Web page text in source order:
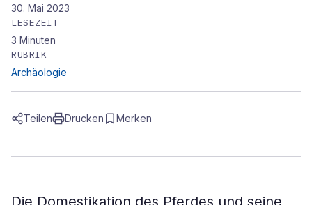
30. Mai 2023
LESEZEIT
3 Minuten
RUBRIK
Archäologie
Teilen Drucken Merken
Die Domestikation des Pferdes und seine